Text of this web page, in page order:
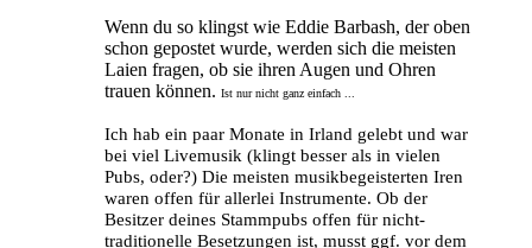
Wenn du so klingst wie Eddie Barbash, der oben
schon gepostet wurde, werden sich die meisten
Laien fragen, ob sie ihren Augen und Ohren
trauen können. Ist nur nicht ganz einfach ...
Ich hab ein paar Monate in Irland gelebt und war
bei viel Livemusik (klingt besser als in vielen
Pubs, oder?) Die meisten musikbegeisterten Iren
waren offen für allerlei Instrumente. Ob der
Besitzer deines Stammpubs offen für nicht-
traditionelle Besetzungen ist, musst ggf. vor dem